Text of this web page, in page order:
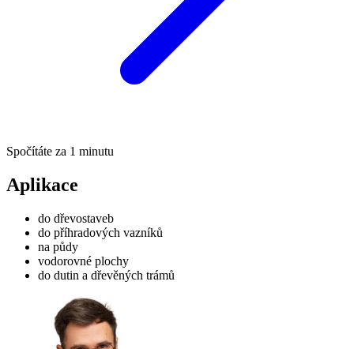
Spočítáte za 1 minutu
Aplikace
do dřevostaveb
do příhradových vazníků
na půdy
vodorovné plochy
do dutin a dřevěných trámů